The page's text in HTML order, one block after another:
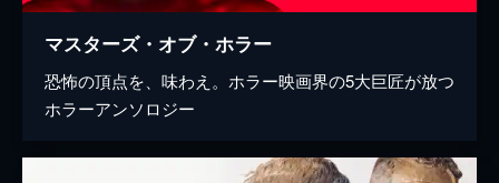
マスターズ・オブ・ホラー
恐怖の頂点を、味わえ。ホラー映画界の5大巨匠が放つ
ホラーアンソロジー